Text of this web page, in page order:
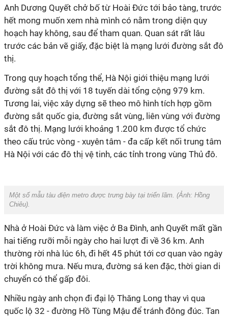
Anh Dương Quyết chở bố từ Hoài Đức tới bảo tàng, trước
hết mong muốn xem nhà mình có nằm trong diện quy
hoạch hay không, sau để tham quan. Quan sát rất lâu
trước các bản vẽ giấy, đặc biệt là mạng lưới đường sắt đô
thị.
Trong quy hoạch tổng thể, Hà Nội giới thiệu mạng lưới
đường sắt đô thị với 18 tuyến dài tổng cộng 979 km.
Tương lai, việc xây dựng sẽ theo mô hình tích hợp gồm
đường sắt quốc gia, đường sắt vùng, liên vùng với đường
sắt đô thị. Mạng lưới khoảng 1.200 km được tổ chức
theo cấu trúc vòng - xuyên tâm - đa cấp kết nối trung tâm
Hà Nội với các đô thị vệ tinh, các tỉnh trong vùng Thủ đô.
Một số mẫu tàu điện metro được trưng bày tại triển lãm. (Ảnh: Hồng
Chiêu).
Nhà ở Hoài Đức và làm việc ở Ba Đình, anh Quyết mất gần
hai tiếng rưỡi mỗi ngày cho hai lượt đi về 36 km. Anh
thường rời nhà lúc 6h, đi hết 45 phút tới cơ quan vào ngày
trời không mưa. Nếu mưa, đường sá ken đặc, thời gian di
chuyển có thể gấp đôi.
Nhiều ngày anh chọn đi đại lộ Thăng Long thay vì qua
quốc lộ 32 - đường Hồ Tùng Mậu để tránh đông đúc. Tan